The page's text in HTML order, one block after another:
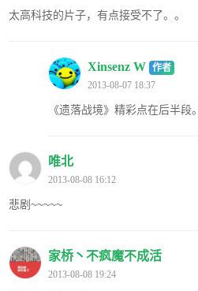
太高科技的片子，有点接受不了。。
Xinsenz W 作者
2013-08-07 18:37
《遗落战境》精彩点在后半段。
唯北
2013-08-08 16:12
悲剧~~~~~
家桥丶不疯魔不成活
2013-08-08 19:24